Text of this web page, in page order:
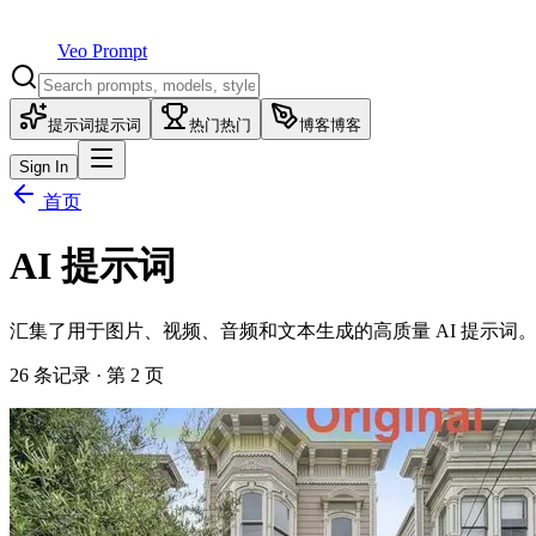
Veo Prompt
提示词提示词 热门热门 博客博客
Sign In
首页
AI 提示词
汇集了用于图片、视频、音频和文本生成的高质量 AI 提示词。
26 条记录 · 第 2 页